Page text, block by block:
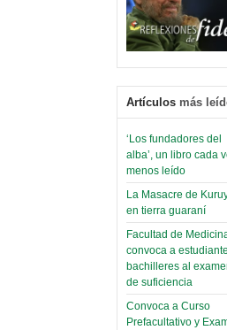
Artículos más
‘Los fundadores del
alba’, un libro cada
menos leído
La Masacre de
en tierra guaraní
Facultad de
convoca a
bachilleres al
de suficiencia
Convoca a Curso
Prefacultativo y